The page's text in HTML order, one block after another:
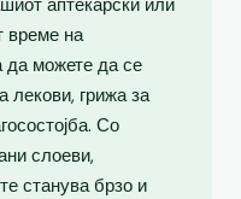
време на
да можете да се
лекови, грижа за
Со
слоеви,
станува брзо и